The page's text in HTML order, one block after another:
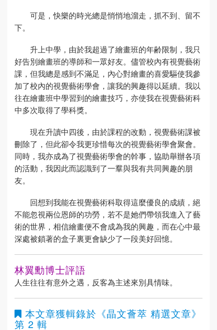
可是，快樂的時光總是悄悄地溜走，抓不到、留不
下。
升上中學，由於我超過了繪畫班的年齢限制，我只
好告別繪畫班的導師和一眾好友。儘管校內有視覺藝術
課，但我總是感到不滿足，內心對繪畫的喜愛驅使我參
加了校內的視覺藝術學會，讓我的興趣得以延續。我以
往在繪畫班中學習到的繪畫技巧，亦使我在視覺藝術科
中多次取得了學科獎。
現在升讀中四後，由於課程的改動，視覺藝術課被
刪除了，但此卻令我更珍惜每次的視覺藝術學會聚會。
同時，我亦成為了視覺藝術學會的幹事，協助舉辦各項
的活動，我因此而認識到了一羣與我有共同興趣的朋
友。
回想到我能在視覺藝術科取得這麼優良的成績，絕
不能忽視兩位恩師的功勞，若不是她們帶領我進入了藝
術的世界，相信繪畫便不會成為我的興趣，而在心中最
深處被鎖著的盒子裏更會缺少了一段美好回憶。
林翼勳博士評語
人生往往有意外之遇，反客為主述來別具情味。
本文章獲輯錄於 《晶文薈萃 精選文章》
第 2 輯